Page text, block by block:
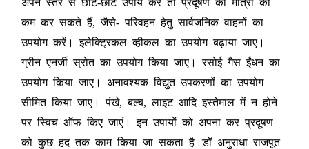
अपने स्तर से छोटे-छोटे उपाय करें तो प्रदूषण की मात्रा को
कम कर सकते हैं, जैसे- परिवहन हेतु सार्वजनिक वाहनों का
उपयोग करें। इलेक्ट्रिकल व्हीकल का उपयोग बढ़ाया जाए।
ग्रीन एनर्जी स्रोत का उपयोग किया जाए। रसोई गैस ईंधन का
उपयोग किया जाए। अनावश्यक विद्युत उपकरणों का उपयोग
सीमित किया जाए। पंखे, बल्ब, लाइट आदि इस्तेमाल में न होने
पर स्विच ऑफ किए जाएं। इन उपायों को अपना कर प्रदूषण
को कुछ हद तक काम किया जा सकता है।डॉ अनुराधा राजपूत